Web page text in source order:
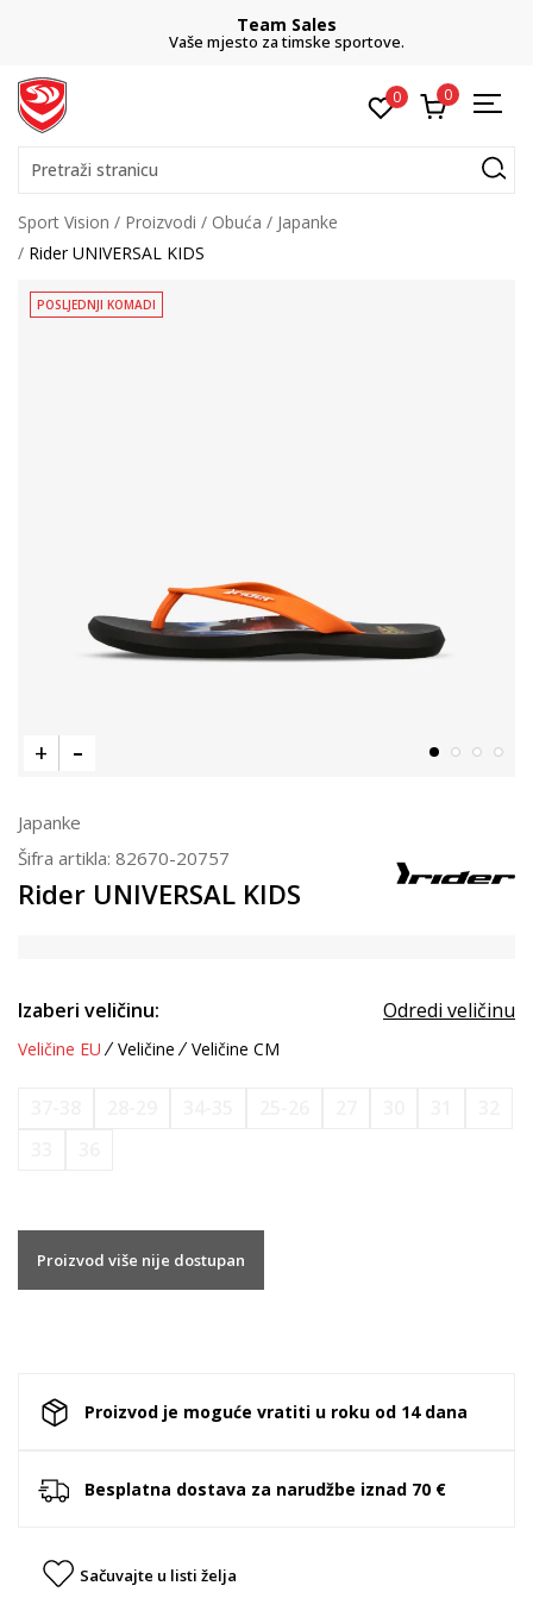
Team Sales
Vaše mjesto za timske sportove.
0 0
Pretraži stranicu
Sport Vision Proizvodi Obuća
Japanke
Rider UNIVERSAL KIDS
POSLJEDNJI KOMADI
Japanke
Šifra artikla: 82670-20757
Rider UNIVERSAL KIDS
Izaberi veličinu: Odredi veličinu
Veličine EU Veličine Veličine CM
Proizvod više nije dostupan
Proizvod je moguće vratiti u roku od 14 dana
Besplatna dostava za narudžbe iznad 70 €
Sačuvajte u listi želja